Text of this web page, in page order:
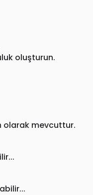
oluşturun.
olarak mevcuttur.